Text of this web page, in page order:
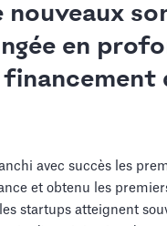
nouveaux
en
financement
avec succès les
et obtenu les
startups atteignent